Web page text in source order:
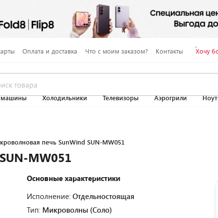
Оплата и доставка Что с моим заказом? Контакты Хочу
машины Холодильники Телевизоры Аэрогрили
печь SunWind SUN-MW051
MW051
Основные характеристики
Исполнение: Отдельностоящая
Тип: Микроволны (Соло)